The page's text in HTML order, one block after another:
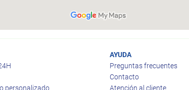
personalizado
AYUDA
Preguntas frecuentes
Contacto
Atención al cliente